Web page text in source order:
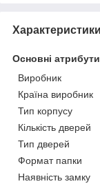
Характеристики
Основні атрибути
Виробник
Країна виробник
Тип корпусу
Кількість дверей
Тип дверей
Формат папки
Наявність замку